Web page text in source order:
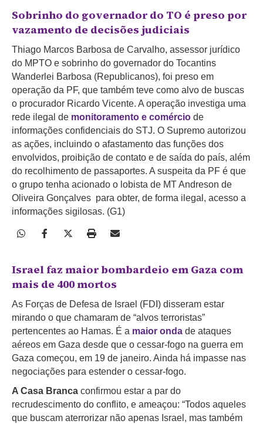
Sobrinho do governador do TO é preso por
vazamento de decisões judiciais
Thiago Marcos Barbosa de Carvalho, assessor jurídico
do MPTO e sobrinho do governador do Tocantins
Wanderlei Barbosa (Republicanos), foi preso em
operação da PF, que também teve como alvo de buscas
o procurador Ricardo Vicente. A operação investiga uma
rede ilegal de monitoramento e comércio de
informações confidenciais do STJ. O Supremo autorizou
as ações, incluindo o afastamento das funções dos
envolvidos, proibição de contato e de saída do país, além
do recolhimento de passaportes. A suspeita da PF é que
o grupo tenha acionado o lobista de MT Andreson de
Oliveira Gonçalves para obter, de forma ilegal, acesso a
informações sigilosas. (G1)
Israel faz maior bombardeio em Gaza com
mais de 400 mortos
As Forças de Defesa de Israel (FDI) disseram estar
mirando o que chamaram de “alvos terroristas”
pertencentes ao Hamas. É a maior onda de ataques
aéreos em Gaza desde que o cessar-fogo na guerra em
Gaza começou, em 19 de janeiro. Ainda há impasse nas
negociações para estender o cessar-fogo.
A Casa Branca confirmou estar a par do
recrudescimento do conflito, e ameaçou: “Todos aqueles
que buscam aterrorizar não apenas Israel, mas também